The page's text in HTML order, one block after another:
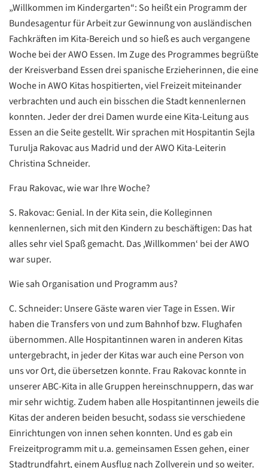
„Willkommen im Kindergarten“: So heißt ein Programm der
Bundesagentur für Arbeit zur Gewinnung von ausländischen
Fachkräften im Kita-Bereich und so hieß es auch vergangene
Woche bei der AWO Essen. Im Zuge des Programmes begrüßte
der Kreisverband Essen drei spanische Erzieherinnen, die eine
Woche in AWO Kitas hospitierten, viel Freizeit miteinander
verbrachten und auch ein bisschen die Stadt kennenlernen
konnten. Jeder der drei Damen wurde eine Kita-Leitung aus
Essen an die Seite gestellt. Wir sprachen mit Hospitantin Sejla
Turulja Rakovac aus Madrid und der AWO Kita-Leiterin
Christina Schneider.
Frau Rakovac, wie war Ihre Woche?
S. Rakovac: Genial. In der Kita sein, die Kolleginnen
kennenlernen, sich mit den Kindern zu beschäftigen: Das hat
alles sehr viel Spaß gemacht. Das ,Willkommen‘ bei der AWO
war super.
Wie sah Organisation und Programm aus?
C. Schneider: Unsere Gäste waren vier Tage in Essen. Wir
haben die Transfers von und zum Bahnhof bzw. Flughafen
übernommen. Alle Hospitantinnen waren in anderen Kitas
untergebracht, in jeder der Kitas war auch eine Person von
uns vor Ort, die übersetzen konnte. Frau Rakovac konnte in
unserer ABC-Kita in alle Gruppen hereinschnuppern, das war
mir sehr wichtig. Zudem haben alle Hospitantinnen jeweils die
Kitas der anderen beiden besucht, sodass sie verschiedene
Einrichtungen von innen sehen konnten. Und es gab ein
Freizeitprogramm mit u.a. gemeinsamen Essen gehen, einer
Stadtrundfahrt, einem Ausflug nach Zollverein und so weiter.